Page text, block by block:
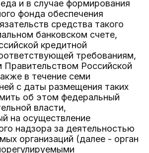
и в случае формирования
фонда обеспечения
средства такого
банковском счете,
кредитной
требованиям,
Правительством Российской
в течение семи
с даты размещения таких
об этом федеральный
власти,
на осуществление
надзора за деятельностью
организаций (далее - орган